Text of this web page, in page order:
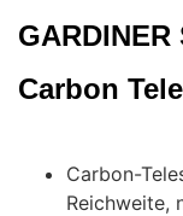
GARDINER
Carbon
Carbon-
Reichweite,